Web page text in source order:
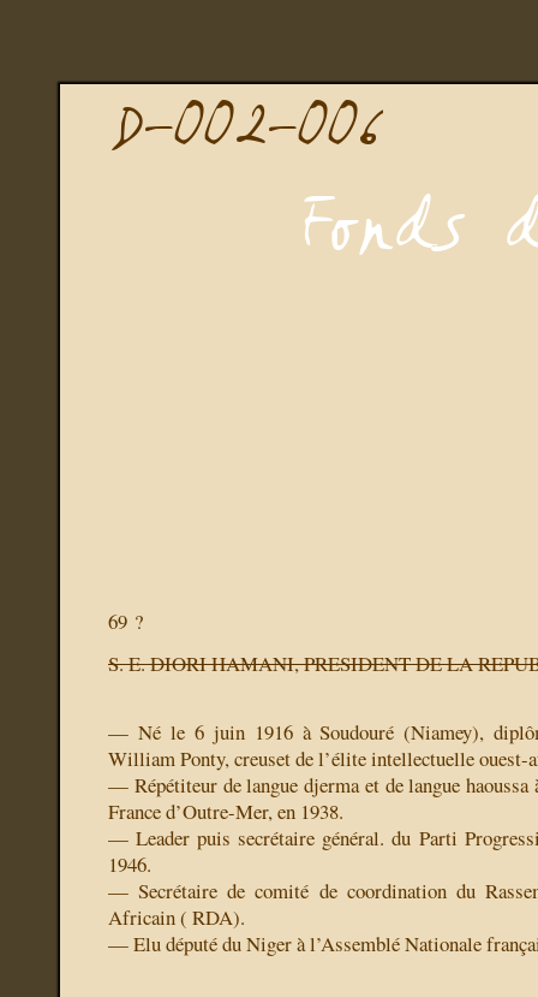
69 ?
S. E. DIORI HAMANI, PRESIDENT DE LA
— Né le 6 juin 1916 à Soudouré (Niamey),
William Ponty, creuset de l’élite intellectuelle ouest-
— Répétiteur de langue djerma et de langue haoussa
France d’Outre-Mer, en 1938.
— Leader puis secrétaire général. du Parti
1946.
— Secrétaire de comité de coordination du
Africain ( RDA).
— Elu député du Niger à l’Assemblé Nationale